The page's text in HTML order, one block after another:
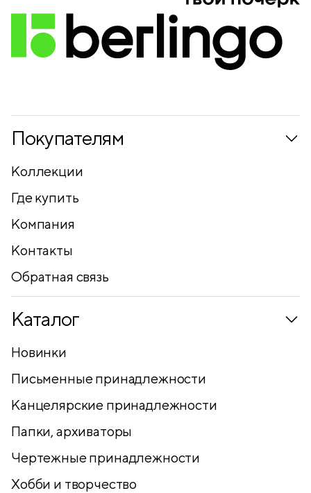
Покупателям
Коллекции
Где купить
Компания
Контакты
Обратная связь
Каталог
Новинки
Письменные принадлежности
Канцелярские принадлежности
Папки, архиваторы
Чертежные принадлежности
Хобби и творчество